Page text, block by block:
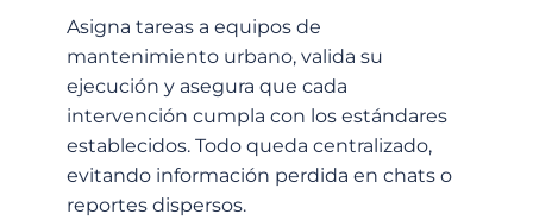
Asigna tareas a equipos de
mantenimiento urbano, valida su
ejecución y asegura que cada
intervención cumpla con los estándares
establecidos. Todo queda centralizado,
evitando información perdida en chats o
reportes dispersos.